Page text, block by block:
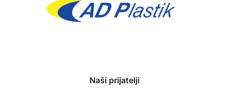
Naši prijatelji